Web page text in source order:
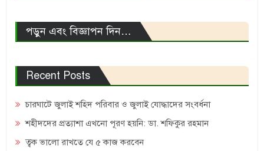
পড়ুন এবং বিজ্ঞাপন দিন…
Recent Posts
চারঘাটে জুলাই শহিদ পরিবার ও জুলাই যোদ্ধাদের সংবর্ধনা
শহীদদের প্রত্যাশা এখনো পূরণ হয়নি: ডা. শফিকুর রহমান
ত্বক ভালো রাখতে যে ৫ কাজ করবেন